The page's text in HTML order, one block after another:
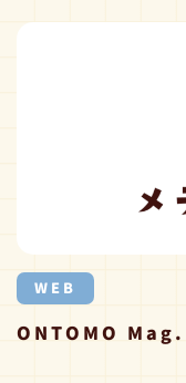
WEB
ONTOMO Mag.